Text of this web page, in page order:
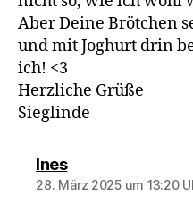
Aber Deine Brötchen
und mit Joghurt drin
ich! <3
Herzliche Grüße
Sieglinde
Inessagt:
28. März 2025 um 13:20